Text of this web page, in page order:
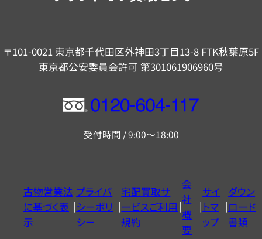
〒101-0021 東京都千代田区外神田3丁目13-8 FTK秋葉原5F
東京都公安委員会許可 第301061906960号
フ
ー
ヤ
ル
0120604117
受付時間 / 9:00～18:00
古物営業法
に基づく表
示
プライバ
シーポリ
シー
宅配買取サ
ービスご利用
規約
会
社
概
要
サイ
トマ
ップ
ダウン
ロード
書類